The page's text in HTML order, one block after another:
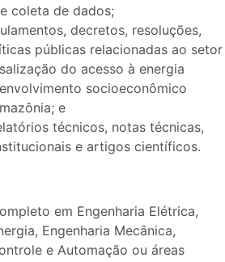
coleta de dados;
decretos, resoluções,
públicas relacionadas ao setor
do acesso à energia
socioeconômico
e
técnicos, notas técnicas,
e artigos científicos.
em Engenharia Elétrica,
Engenharia Mecânica,
e Automação ou áreas